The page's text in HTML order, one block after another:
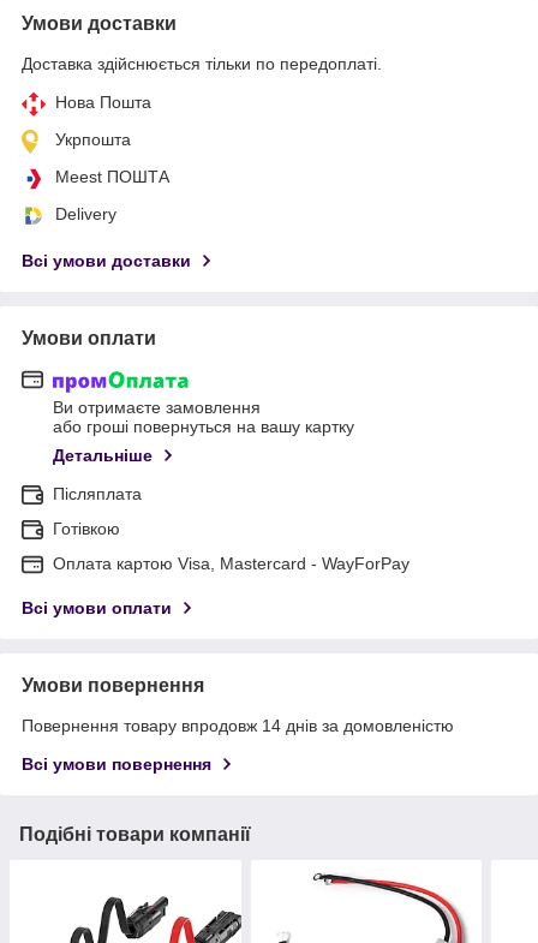
Умови доставки
Доставка здійснюється тільки по передоплаті.
Нова Пошта
Укрпошта
Meest ПОШТА
Delivery
Всі умови доставки
Умови оплати
Ви отримаєте замовлення
або гроші повернуться на вашу картку
Детальніше
Післяплата
Готівкою
Оплата картою Visa, Mastercard - WayForPay
Всі умови оплати
Умови повернення
Повернення товару впродовж 14 днів за домовленістю
Всі умови повернення
Подібні товари компанії